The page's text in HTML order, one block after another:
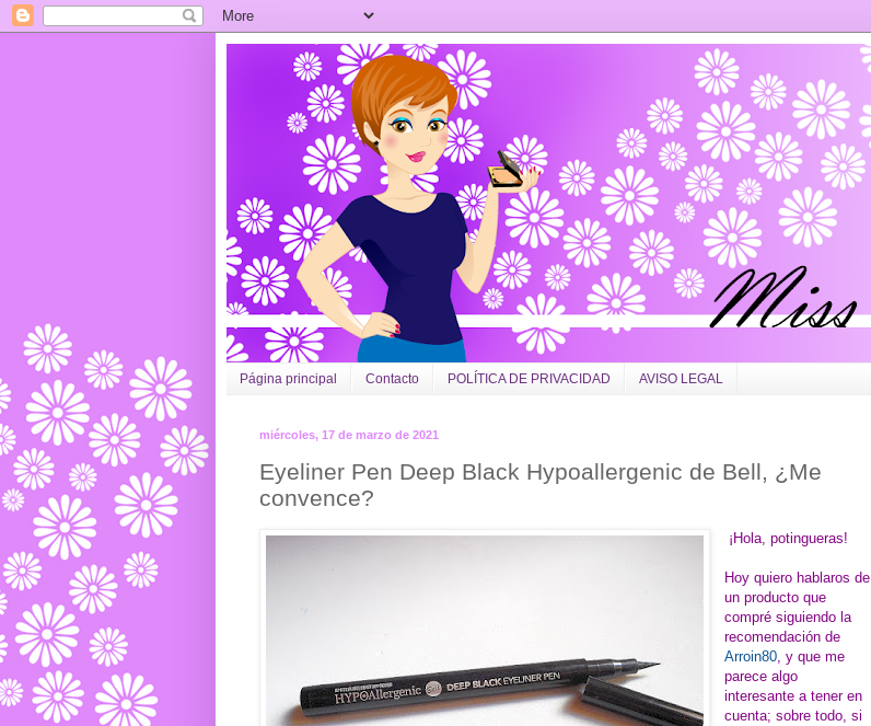
Página principal Contacto POLÍTICA DE PRIVACIDAD AVISO LEGAL
miércoles, 17 de marzo de 2021
Eyeliner Pen Deep Black Hypoallergenic de Bell, ¿Me
convence?
¡Hola, potingueras!
Hoy quiero hablaros de
un producto que
compré siguiendo la
recomendación de
Arroin80, y que me
parece algo
interesante a tener en
cuenta; sobre todo, si